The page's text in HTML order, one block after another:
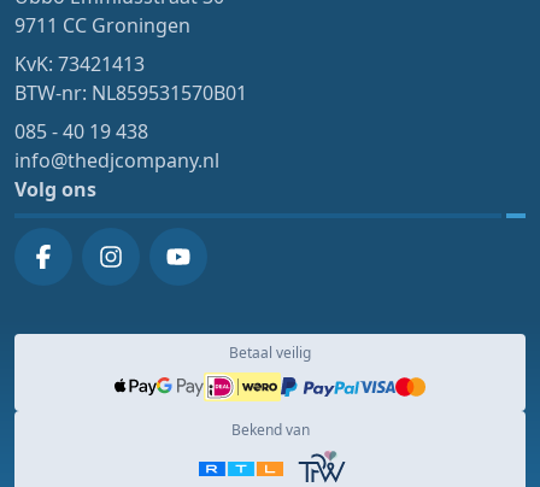
9711 CC Groningen
KvK: 73421413
BTW-nr: NL859531570B01
085 - 40 19 438
info@thedjcompany.nl
Volg ons
Betaal veilig
Bekend van